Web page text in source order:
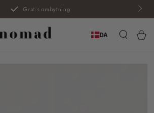
14 dages returret - inkl. initialer
DA